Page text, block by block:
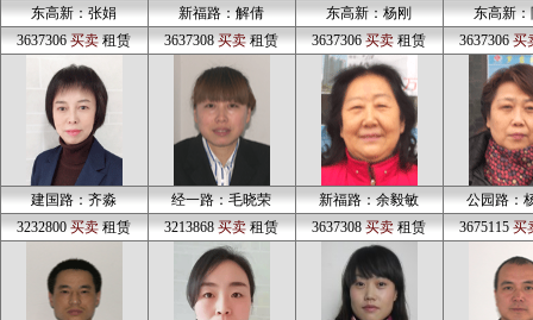
东高新：张娟 新福路：解倩 东高新：杨刚
东高新
3637306买卖 租赁 3637308买卖 租赁 3637306买卖 租赁 3637306买
建国路：齐淼 经一路：毛晓荣 新福路：余毅敏
公园路：
3232800买卖 租赁 3213868买卖 租赁 3637308买卖 租赁 3675115买